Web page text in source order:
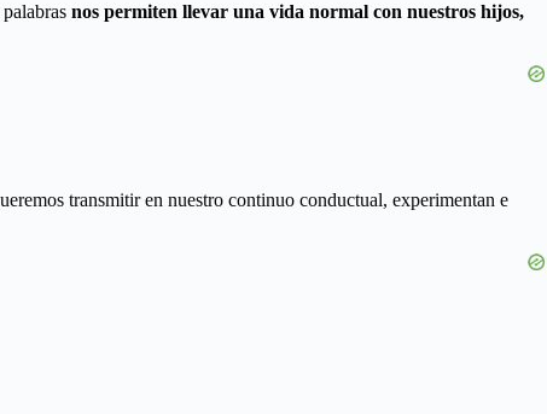
nos permiten llevar una vida normal con nuestros hijos,
transmitir en nuestro continuo conductual, experimentan e